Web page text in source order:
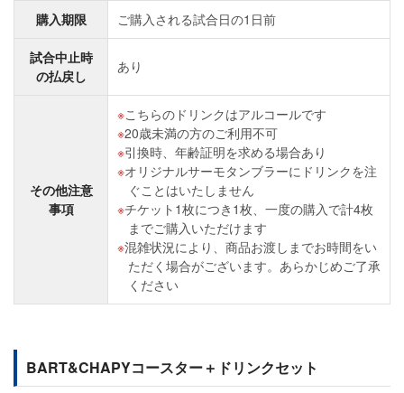
購入期限 ご購入される試合日の1日前
試合中止時
の払戻し
あり
その他注意
事項
こちらのドリンクはアルコールです
20歳未満の方のご利用不可
引換時、年齢証明を求める場合あり
オリジナルサーモタンブラーにドリンクを注
ぐことはいたしません
チケット1枚につき1枚、一度の購入で計4枚
までご購入いただけます
混雑状況により、商品お渡しまでお時間をい
ただく場合がございます。あらかじめご了承
ください
BART&CHAPYコースター＋ドリンクセット